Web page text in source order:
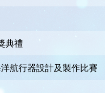
典禮
航行器設計及製作比賽